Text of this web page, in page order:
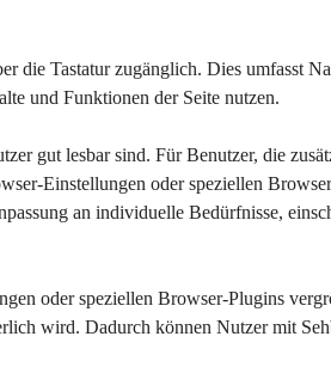
die Tastatur zugänglich. Dies umfasst
und Funktionen der Seite nutzen.
gut lesbar sind. Für Benutzer, die
Einstellungen oder speziellen
an individuelle Bedürfnisse,
oder speziellen Browser-Plugins
wird. Dadurch können Nutzer mit